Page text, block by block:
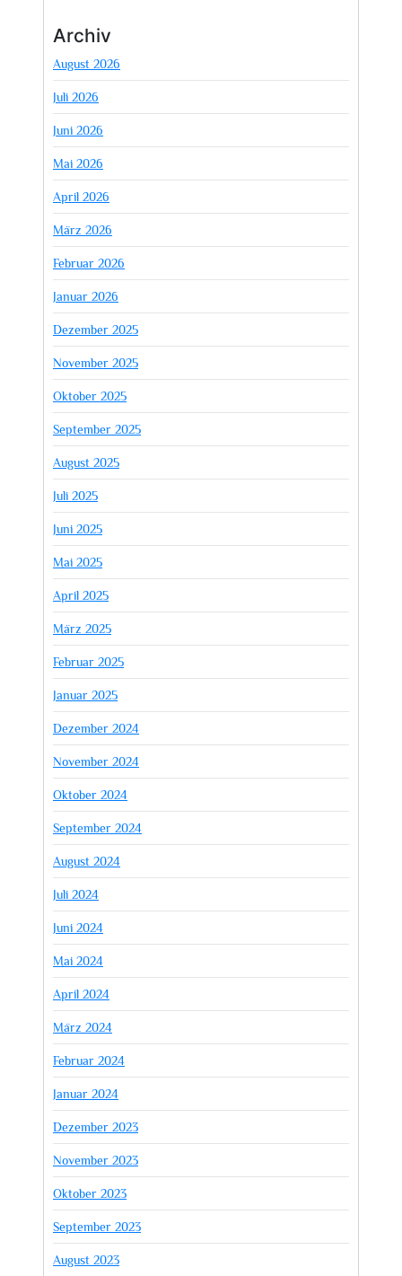
Archiv
August 2026
Juli 2026
Juni 2026
Mai 2026
April 2026
März 2026
Februar 2026
Januar 2026
Dezember 2025
November 2025
Oktober 2025
September 2025
August 2025
Juli 2025
Juni 2025
Mai 2025
April 2025
März 2025
Februar 2025
Januar 2025
Dezember 2024
November 2024
Oktober 2024
September 2024
August 2024
Juli 2024
Juni 2024
Mai 2024
April 2024
März 2024
Februar 2024
Januar 2024
Dezember 2023
November 2023
Oktober 2023
September 2023
August 2023